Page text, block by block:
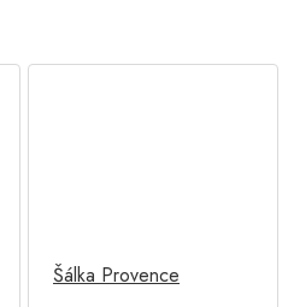
Šálka Provence